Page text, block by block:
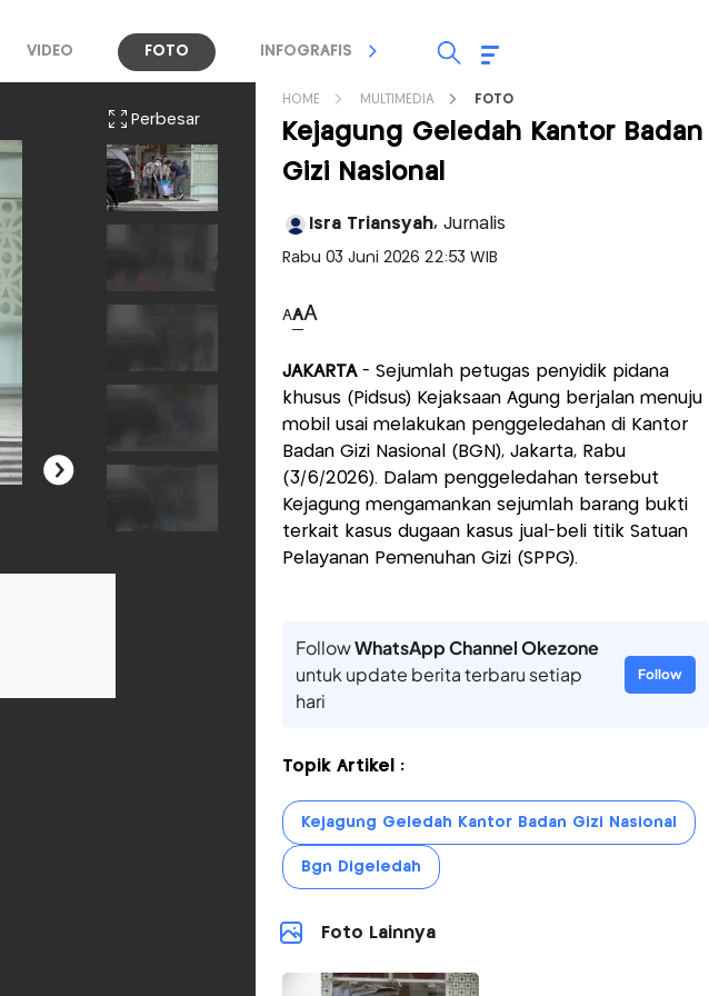
VIDEO FOTO INFOGRAFIS TV STREAMING
Perbesar
HOME MULTIMEDIA FOTO
Kejagung Geledah Kantor Badan
Gizi Nasional
Isra Triansyah, Jurnalis
Rabu 03 Juni 2026 22:53 WIB
AAA
JAKARTA- Sejumlah petugas penyidik pidana
khusus (Pidsus) Kejaksaan Agung berjalan menuju
mobil usai melakukan penggeledahan di Kantor
Badan Gizi Nasional (BGN), Jakarta, Rabu
(3/6/2026). Dalam penggeledahan tersebut
Kejagung mengamankan sejumlah barang bukti
terkait kasus dugaan kasus jual-beli titik Satuan
Pelayanan Pemenuhan Gizi (SPPG).
FollowWhatsApp Channel Okezone
untuk update berita terbaru setiap
hari
Follow
Topik Artikel :
Kejagung Geledah Kantor Badan Gizi Nasional
Bgn Digeledah
Foto Lainnya